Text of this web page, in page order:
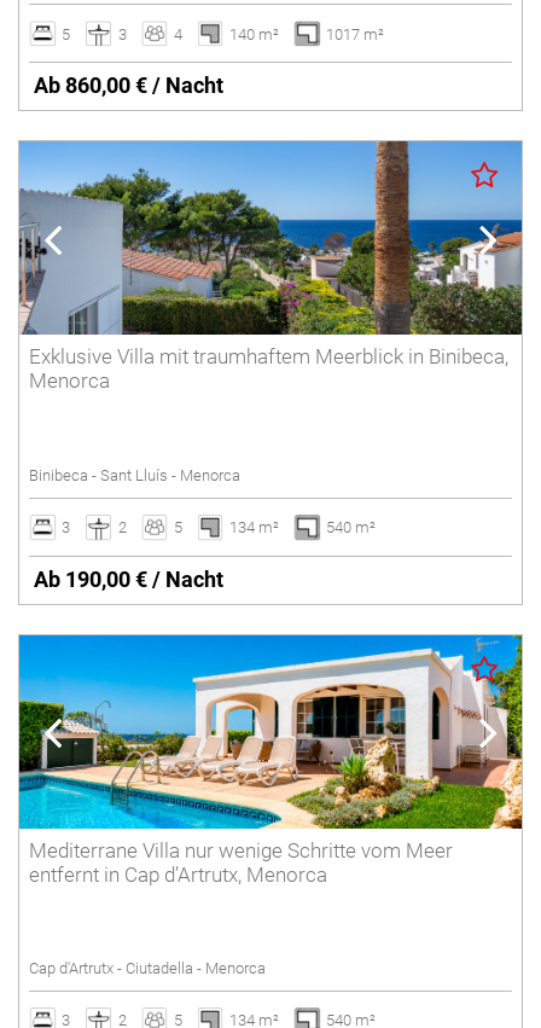
5 3 4 140 m² 1017 m²
Ab 860,00 € / Nacht
Exklusive Villa mit traumhaftem Meerblick in Binibeca,
Menorca
Binibeca - Sant Lluís - Menorca
3 2 5 134 m² 540 m²
Ab 190,00 € / Nacht
Mediterrane Villa nur wenige Schritte vom Meer
entfernt in Cap d’Artrutx, Menorca
Cap d'Artrutx - Ciutadella - Menorca
3 2 5 134 m² 540 m²